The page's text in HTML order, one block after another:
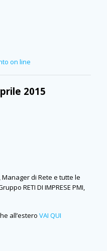
on line
2015
di Rete e tutte le
RETI DI IMPRESE PMI,
all’estero VAI QUI